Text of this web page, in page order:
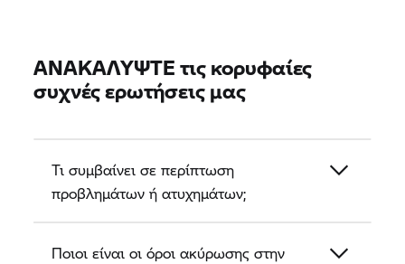
ΑΝΑΚΑΛΥΨΤΕ τις κορυφαίες
συχνές ερωτήσεις μας
Τι συμβαίνει σε περίπτωση
προβλημάτων ή ατυχημάτων;
Ποιοι είναι οι όροι ακύρωσης στην